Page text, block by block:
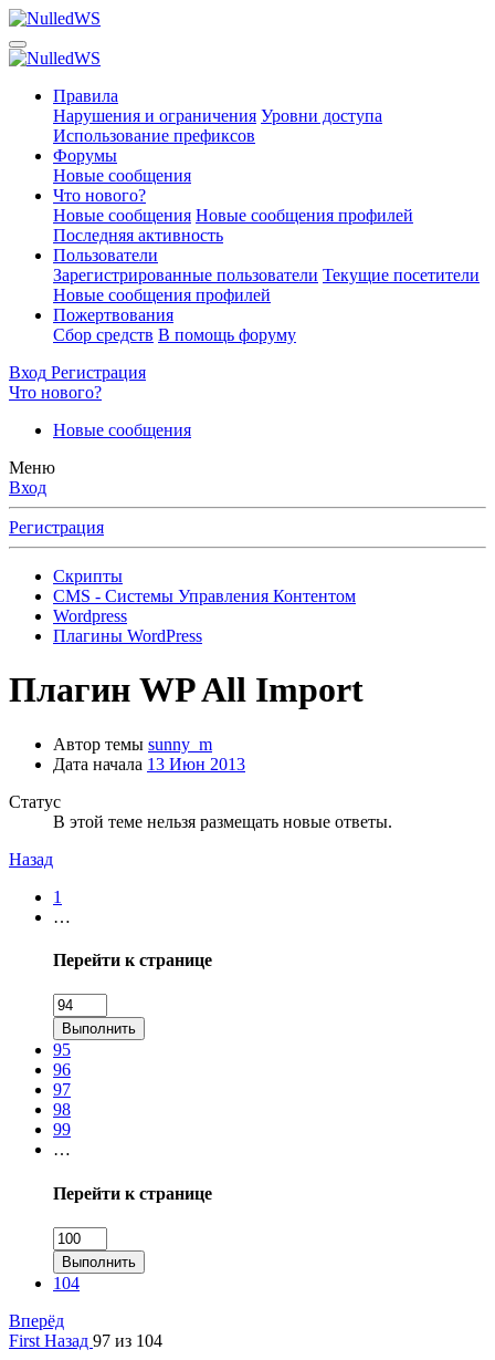
Правила
Нарушения и ограничения Уровни доступа
Использование префиксов
Форумы
Новые сообщения
Что нового?
Новые сообщения Новые сообщения профилей
Последняя активность
Пользователи
Зарегистрированные пользователи Текущие посетители
Новые сообщения профилей
Пожертвования
Сбор средств В помощь форуму
Вход Регистрация
Что нового?
Новые сообщения
Меню
Вход
Регистрация
Скрипты
CMS - Системы Управления Контентом
Wordpress
Плагины WordPress
Плагин WP All Import
Автор темы sunny_m
Дата начала 13 Июн 2013
Статус
В этой теме нельзя размещать новые ответы.
Назад
1
…
Перейти к странице
Выполнить
95
96
97
98
99
…
Перейти к странице
Выполнить
104
Вперёд
First Назад 97 из 104